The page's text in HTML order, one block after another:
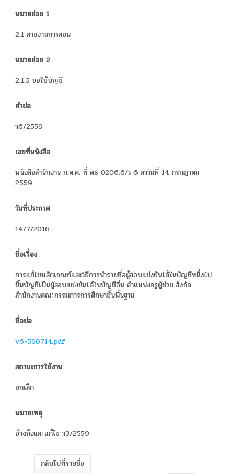
หมวดย่อย 1
2.1 สายงานการสอน
หมวดย่อย 2
2.1.3 ขอใช้บัญชี
คำย่อ
ว6/2559
เลขที่หนังสือ
หนังสือสำนักงาน ก.ค.ศ. ที่ ศธ 0206.6/ว 6 ลววันที่ 14 กรกฎาคม
2559
วันที่ประกาศ
14/7/2016
ชื่อเรื่อง
การแก้ไขหลักเกณฑ์และวิธีการนำรายชื่อผู้สอบแข่งขันได้ในบัญชีหนึ่งไป
ขึ้นบัญชีเป็นผู้สอบแข่งขันได้ในบัญชีอื่น ตำแหน่งครูผู้ช่วย สังกัด
สำนักงานคณะกรรมการการศึกษาขั้นพื้นฐาน
ชื่อย่อ
v6-590714.pdf
สถานะการใช้งาน
ยกเลิก
หมายเหตุ
อ้างถึงและแก้ไข ว3/2559
กลับไปที่รายชื่อ